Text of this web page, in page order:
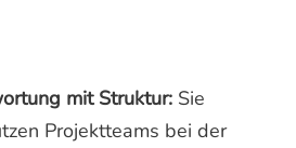
mit Struktur: Sie
Projektteams bei der